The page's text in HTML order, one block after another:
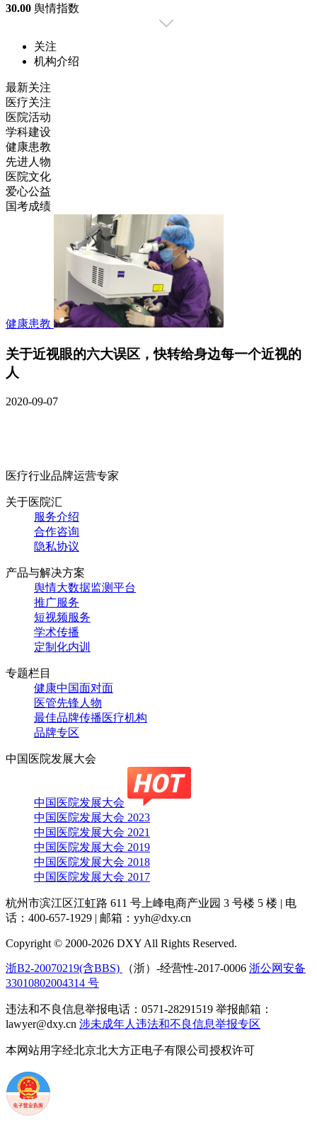
30.00 舆情指数
关注
机构介绍
最新关注
医疗关注
医院活动
学科建设
健康患教
先进人物
医院文化
爱心公益
国考成绩
健康患教
关于近视眼的六大误区，快转给身边每一个近视的
人
2020-09-07
医疗行业品牌运营专家
关于医院汇
服务介绍
合作咨询
隐私协议
产品与解决方案
舆情大数据监测平台
推广服务
短视频服务
学术传播
定制化内训
专题栏目
健康中国面对面
医管先锋人物
最佳品牌传播医疗机构
品牌专区
中国医院发展大会
中国医院发展大会
中国医院发展大会 2023
中国医院发展大会 2021
中国医院发展大会 2019
中国医院发展大会 2018
中国医院发展大会 2017
杭州市滨江区江虹路 611 号上峰电商产业园 3 号楼 5 楼 | 电
话：400-657-1929 | 邮箱：yyh@dxy.cn
Copyright © 2000-2026 DXY All Rights Reserved.
浙B2-20070219(含BBS) （浙）-经营性-2017-0006 浙公网安备
33010802004314 号
违法和不良信息举报电话：0571-28291519 举报邮箱：
lawyer@dxy.cn 涉未成年人违法和不良信息举报专区
本网站用字经北京北大方正电子有限公司授权许可